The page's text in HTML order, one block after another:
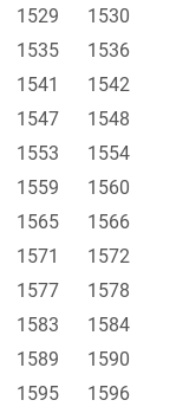
1529
1530
1535
1536
1541
1542
1547
1548
1553
1554
1559
1560
1565
1566
1571
1572
1577
1578
1583
1584
1589
1590
1595
1596